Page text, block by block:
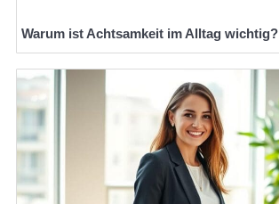
Warum ist Achtsamkeit im Alltag wichtig?